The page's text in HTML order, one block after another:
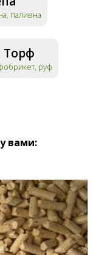
паливна
Торф
руф
вами: